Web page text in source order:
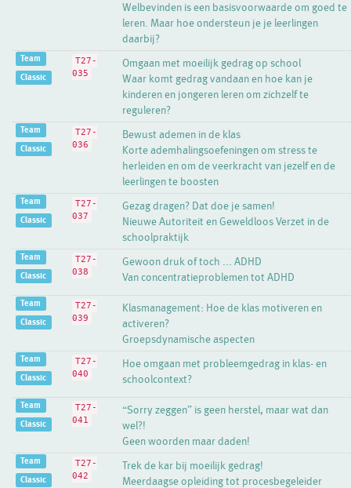
Welbevinden is een basisvoorwaarde om goed te
leren. Maar hoe ondersteun je je leerlingen
daarbij?
Team
Classic
T27-
035
Omgaan met moeilijk gedrag op school
Waar komt gedrag vandaan en hoe kan je
kinderen en jongeren leren om zichzelf te
reguleren?
Team
Classic
T27-
036
Bewust ademen in de klas
Korte ademhalingsoefeningen om stress te
herleiden en om de veerkracht van jezelf en de
leerlingen te boosten
Team
Classic
T27-
037
Gezag dragen? Dat doe je samen!
Nieuwe Autoriteit en Geweldloos Verzet in de
schoolpraktijk
Team
Classic
T27-
038
Gewoon druk of toch ... ADHD
Van concentratieproblemen tot ADHD
Team
Classic
T27-
039
Klasmanagement: Hoe de klas motiveren en
activeren?
Groepsdynamische aspecten
Team
Classic
T27-
040
Hoe omgaan met probleemgedrag in klas- en
schoolcontext?
Team
Classic
T27-
041
“Sorry zeggen” is geen herstel, maar wat dan
wel?!
Geen woorden maar daden!
Team
Classic
T27-
042
Trek de kar bij moeilijk gedrag!
Meerdaagse opleiding tot procesbegeleider